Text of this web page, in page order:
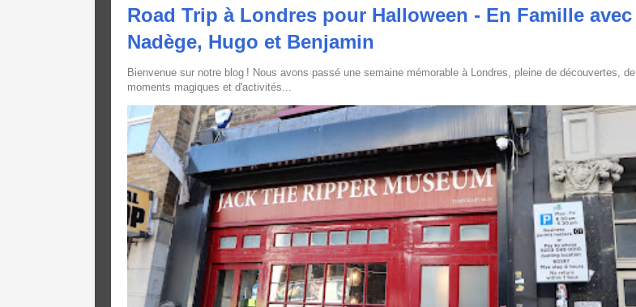
Road Trip à Londres pour Halloween - En Famille avec
Nadège, Hugo et Benjamin
Bienvenue sur notre blog ! Nous avons passé une semaine mémorable à Londres, pleine de découvertes, de
moments magiques et d'activités...